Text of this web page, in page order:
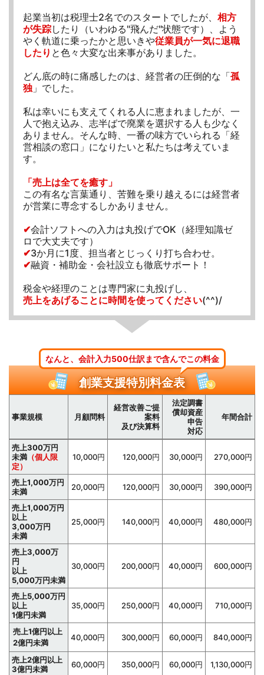
起業当初は税理士2名でのスタートでしたが、 相方
が失踪したり（いわゆる"飛んだ"状態です）、よう
やく軌道に乗ったかと思いきや従業員が一気に退職
したり と色々大変な出来事がありました。
どん底の時に痛感したのは、経営者の圧倒的な「孤
独 」でした。
私は幸いにも支えてくれる人に恵まれましたが、一
人で抱え込み、志半ばで廃業を選択する人も少なく
ありません。そんな時、一番の味方でいられる「経
営相談の窓口」になりたいと私たちは考えていま
す。
「売上は全てを癒す」
この有名な言葉通り、苦難を乗り越えるには経営者
が営業に専念するしかありません。
✔会計ソフトへの入力は丸投げでOK（経理知識ゼ
ロで大丈夫です）
✔3か月に1度、担当者とじっくり打ち合わせ。
✔融資・補助金・会社設立も徹底サポート！
税金や経理のことは専門家に丸投げし、
売上をあげることに時間を使ってください(^^)/
なんと、会計入力500仕訳まで含んでこの料金
創業支援特別料金表
事業規模 月顧問料
経営改善ご提
案料
及び決算料
法定調書
償却資産
申告
対応
年間合計
売上300万円
未満 （個人限
定）
10,000円 120,000円 30,000円 270,000円
売上1,000万円
未満
20,000円 120,000円 30,000円 390,000円
売上1,000万円
以上
3,000万円
未満
25,000円 140,000円 40,000円 480,000円
売上3,000万
円
以上
5,000万円未満
30,000円 200,000円 40,000円 600,000円
売上5,000万円
以上
1億円未満
35,000円 250,000円 40,000円 710,000円
売上1億円以上
2億円未満
40,000円 300,000円 60,000円 840,000円
売上2億円以上
3億円未満
60,000円 350,000円 60,000円 1,130,000円